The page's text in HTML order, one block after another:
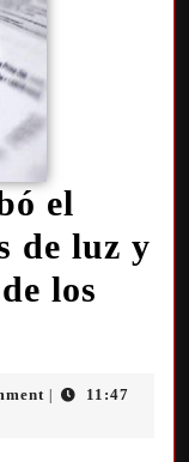
el
de luz y
los
11:47